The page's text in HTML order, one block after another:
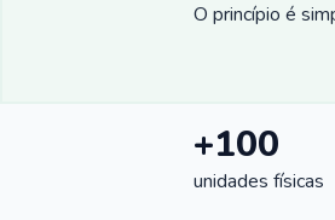
O princípio é
+100
unidades físicas